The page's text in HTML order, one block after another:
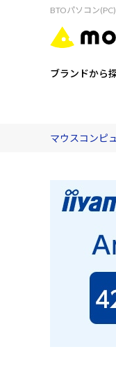
BTOパソコン
ブランドから
マウスコンピ